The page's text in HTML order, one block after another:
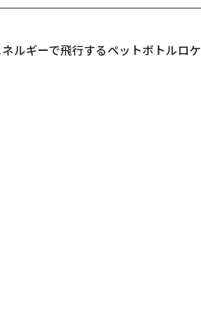
ルギーで飛行するペットボトルロケ